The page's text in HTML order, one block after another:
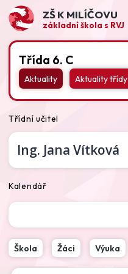
ZŠ K MILÍČOVU
základní škola s RVJ
Třída 6. C
Aktuality Aktuality třídy
Třídní učitel
Ing. Jana Vítková
Kalendář
Škola Žáci Výuka